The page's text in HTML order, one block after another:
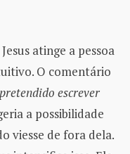
atinge a pessoa
O comentário
escrever
a possibilidade
viesse de fora dela.